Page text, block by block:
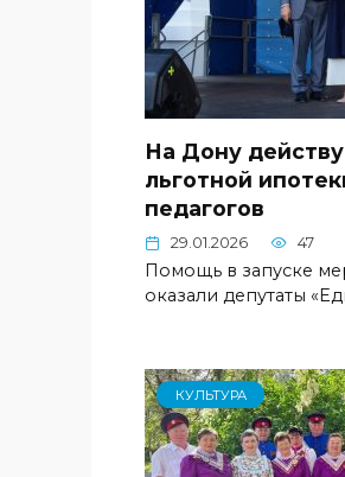
На Дону
льготной
педагогов
29.01.2026 47
Помощь в запуске
оказали депутаты
КУЛЬТУРА